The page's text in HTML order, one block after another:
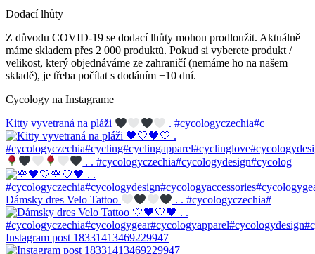
Dodací lhůty
Z důvodu COVID-19 se dodací lhůty mohou prodloužit. Aktuálně
máme skladem přes 2 000 produktů. Pokud si vyberete produkt /
velikost, který objednáváme ze zahraničí (nemáme ho na našem
skladě), je třeba počítat s dodáním +10 dní.
Cycology na Instagrame
Kitty vyvetraná na pláži . #cycologyczechia#c
. . #cycologyczechia#cycologydesign#cycolog
Dámsky dres Velo Tattoo . . #cycologyczechia#
Instagram post 18331413469229947